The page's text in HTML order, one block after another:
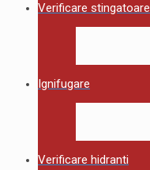
Verificare stingatoare
Ignifugare
Verificare hidranti